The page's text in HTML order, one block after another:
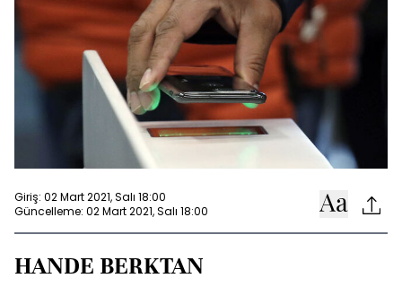
Giriş: 02 Mart 2021, Salı 18:00
Güncelleme: 02 Mart 2021, Salı 18:00
HANDE BERKTAN